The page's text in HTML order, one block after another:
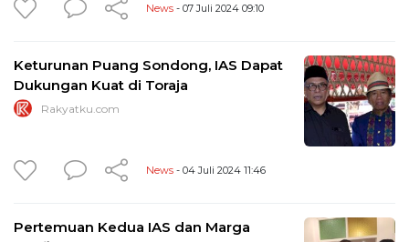
News - 07 Juli 2024 09:10
Keturunan Puang Sondong, IAS Dapat
Dukungan Kuat di Toraja
Rakyatku.com
News - 04 Juli 2024 11:46
Pertemuan Kedua IAS dan Marga